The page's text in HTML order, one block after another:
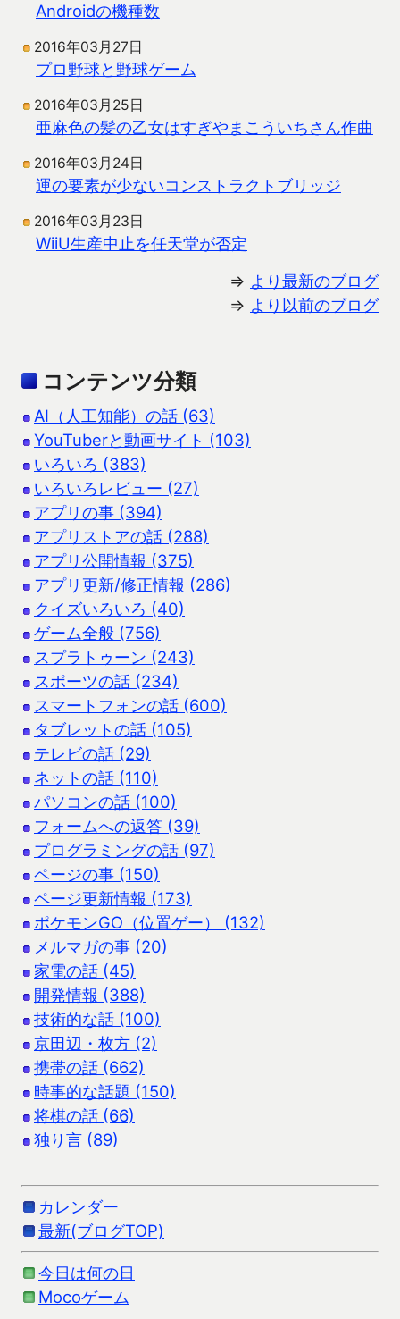
Androidの機種数
2016年03月27日
プロ野球と野球ゲーム
2016年03月25日
亜麻色の髪の乙女はすぎやまこういちさん作曲
2016年03月24日
運の要素が少ないコンストラクトブリッジ
2016年03月23日
WiiU生産中止を任天堂が否定
⇒ より最新のブログ
⇒ より以前のブログ
コンテンツ分類
AI（人工知能）の話 (63)
YouTuberと動画サイト (103)
いろいろ (383)
いろいろレビュー (27)
アプリの事 (394)
アプリストアの話 (288)
アプリ公開情報 (375)
アプリ更新/修正情報 (286)
クイズいろいろ (40)
ゲーム全般 (756)
スプラトゥーン (243)
スポーツの話 (234)
スマートフォンの話 (600)
タブレットの話 (105)
テレビの話 (29)
ネットの話 (110)
パソコンの話 (100)
フォームへの返答 (39)
プログラミングの話 (97)
ページの事 (150)
ページ更新情報 (173)
ポケモンGO（位置ゲー） (132)
メルマガの事 (20)
家電の話 (45)
開発情報 (388)
技術的な話 (100)
京田辺・枚方 (2)
携帯の話 (662)
時事的な話題 (150)
将棋の話 (66)
独り言 (89)
カレンダー
最新(ブログTOP)
今日は何の日
Mocoゲーム